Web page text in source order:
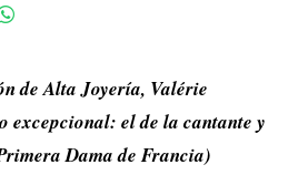
de Alta Joyería, Valérie
excepcional: el de la cantante y
Dama de Francia)